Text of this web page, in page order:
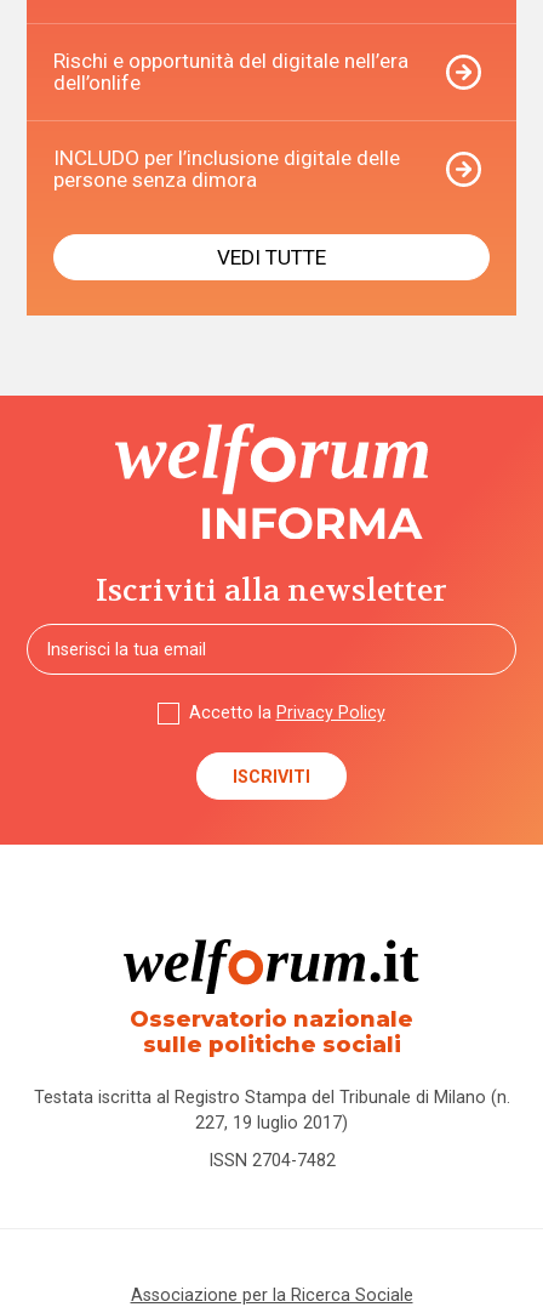
Rischi e opportunità del digitale nell’era
dell’onlife
INCLUDO per l’inclusione digitale delle
persone senza dimora
VEDI TUTTE
Iscriviti alla newsletter
Accetto la Privacy Policy
Osservatorio nazionale
sulle politiche sociali
Testata iscritta al Registro Stampa del Tribunale di Milano (n.
227, 19 luglio 2017)
ISSN 2704-7482
Associazione per la Ricerca Sociale